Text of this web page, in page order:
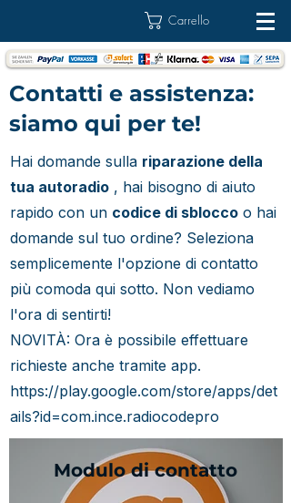
Carrello
Contatti e assistenza:
siamo qui per te!
Hai domande sulla riparazione della
tua autoradio , hai bisogno di aiuto
rapido con un codice di sblocco o hai
domande sul tuo ordine? Seleziona
semplicemente l'opzione di contatto
più comoda qui sotto. Non vediamo
l'ora di sentirti!
NOVITÀ: Ora è possibile effettuare
richieste anche tramite app.
https://play.google.com/store/apps/det
ails?id=com.ince.radiocodepro
Modulo di contatto